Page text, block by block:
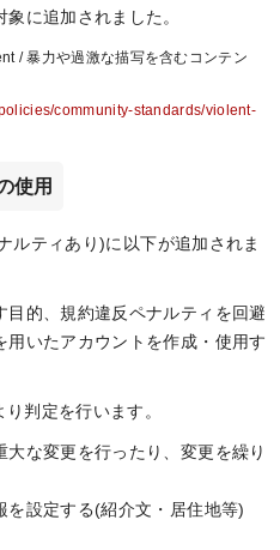
に追加されました。
/ 暴力や過激な描写を含むコンテン
community-standards/violent-
使用
ルティあり)に以下が追加されま
目的、規約違反ペナルティを回避
用いたアカウントを作成・使用す
判定を行います。
大な変更を行ったり、変更を繰り
を設定する(紹介文・居住地等)